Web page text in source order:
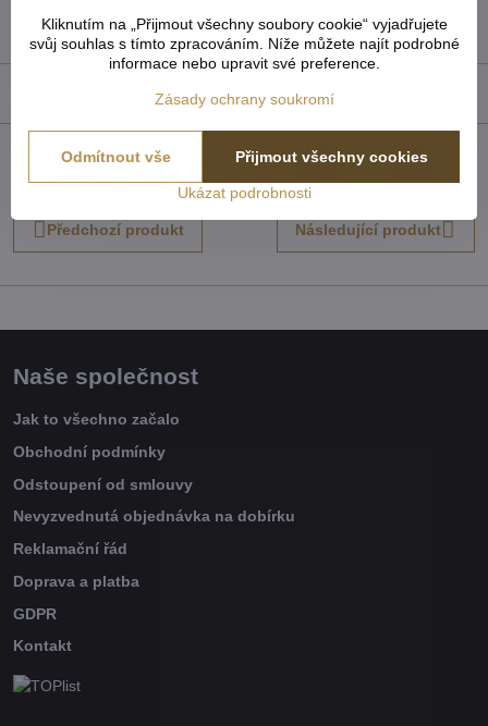
TOP Záclony, závěsy & doplňky
Pinterest LinkedIn
mail
Předchozí produkt Následující produkt
Naše společnost
Jak to všechno začalo
Obchodní podmínky
Odstoupení od smlouvy
Nevyzvednutá objednávka na dobírku
Reklamační řád
Doprava a platba
GDPR
Kontakt
Kliknutím na „Přijmout všechny soubory cookie“ vyjadřujete
svůj souhlas s tímto zpracováním. Níže můžete najít podrobné
informace nebo upravit své preference.
Zásady ochrany soukromí
Ukázat podrobnosti
Přijmout všechny cookies
Odmítnout vše